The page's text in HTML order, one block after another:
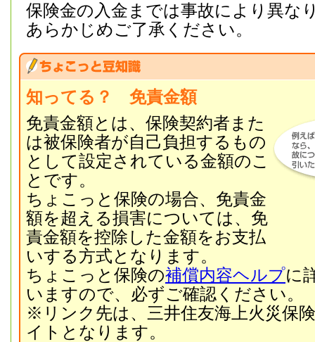
保険金の入金までは事故により異な
あらかじめご了承ください。
知ってる？ 免責金額
免責金額とは、保険契約者また
は被保険者が自己負担するもの
として設定されている金額のこ
とです。
ちょこっと保険の場合、免責金
額を超える損害については、免
責金額を控除した金額をお支払
いする方式となります。
ちょこっと保険の補償内容ヘルプに
いますので、必ずご確認ください。
※リンク先は、三井住友海上火災保
イトとなります。